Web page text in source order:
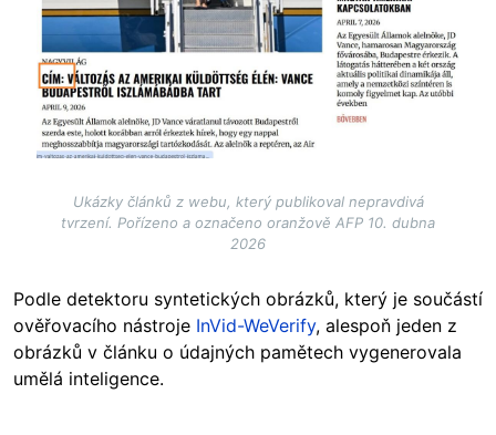
Ukázky článků z webu, který publikoval nepravdivá
tvrzení. Pořízeno a označeno oranžově AFP 10. dubna
2026
Podle detektoru syntetických obrázků, který je součástí
ověřovacího nástroje InVid-WeVerify, alespoň jeden z
obrázků v článku o údajných pamětech vygenerovala
umělá inteligence.